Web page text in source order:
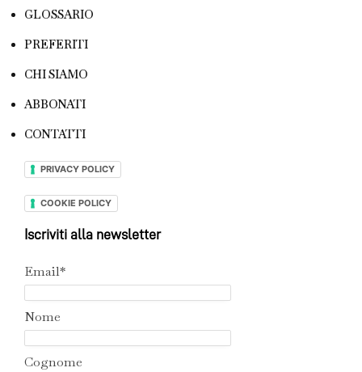
GLOSSARIO
PREFERITI
CHI SIAMO
ABBONATI
CONTATTI
PRIVACY POLICY
COOKIE POLICY
Iscriviti alla newsletter
Email*
Nome
Cognome